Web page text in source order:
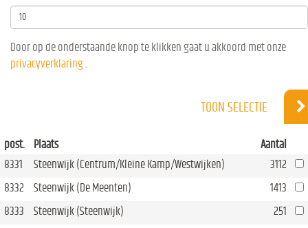
Door op de onderstaande knop te klikken gaat u akkoord met onze
privacyverklaring
TOON SELECTIE
post. Plaats
Aantal
8331
Steenwijk (Centrum/Kleine Kamp/Westwijken)
3112
8332
Steenwijk (De Meenten)
1413
8333
Steenwijk (Steenwijk)
251